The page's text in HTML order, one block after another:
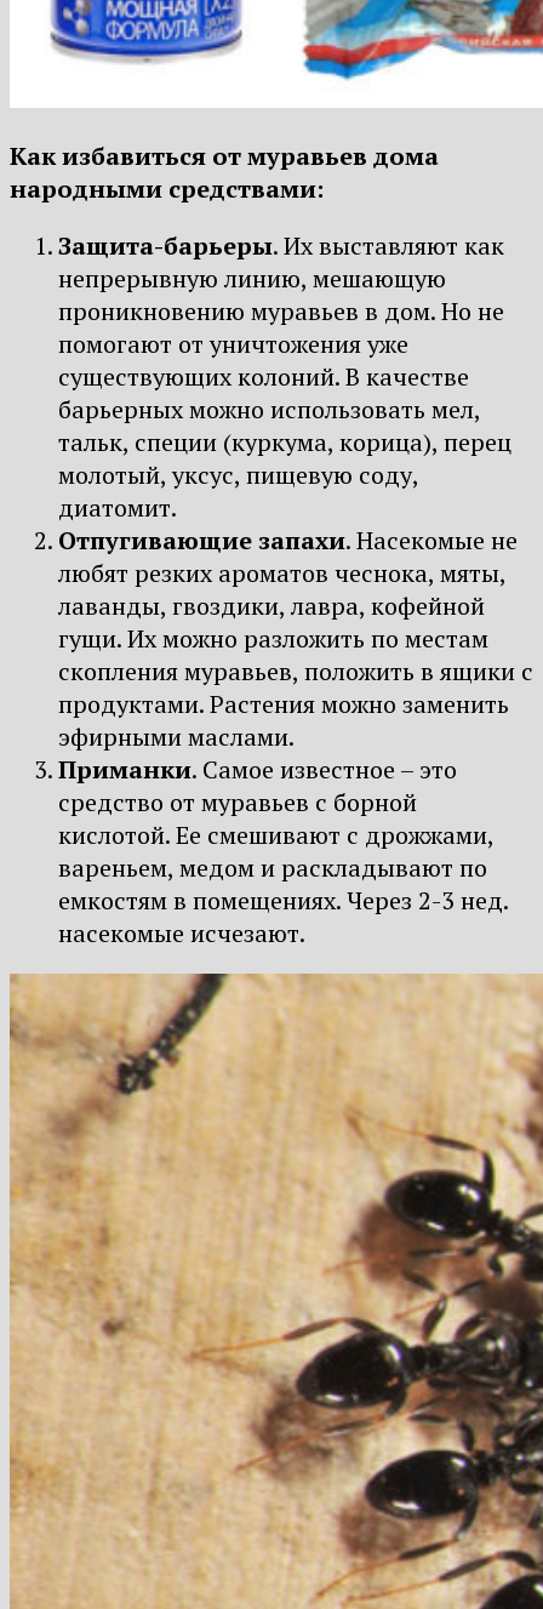
Как избавиться от муравьев дома
народными средствами:
Защита-барьеры. Их выставляют как
непрерывную линию, мешающую
проникновению муравьев в дом. Но не
помогают от уничтожения уже
существующих колоний. В качестве
барьерных можно использовать мел,
тальк, специи (куркума, корица), перец
молотый, уксус, пищевую соду,
диатомит.
Отпугивающие запахи. Насекомые не
любят резких ароматов чеснока, мяты,
лаванды, гвоздики, лавра, кофейной
гущи. Их можно разложить по местам
скопления муравьев, положить в ящики с
продуктами. Растения можно заменить
эфирными маслами.
Приманки. Самое известное – это
средство от муравьев с борной
кислотой. Ее смешивают с дрожжами,
вареньем, медом и раскладывают по
емкостям в помещениях. Через 2-3 нед.
насекомые исчезают.